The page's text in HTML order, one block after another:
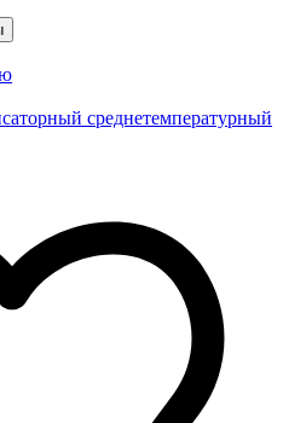
среднетемпературный